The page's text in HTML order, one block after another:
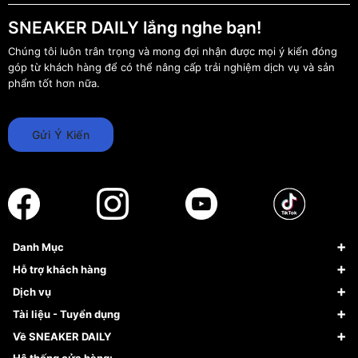
SNEAKER DAILY lắng nghe bạn!
Chúng tôi luôn trân trọng và mong đợi nhận được mọi ý kiến đóng
góp từ khách hàng để có thể nâng cấp trải nghiệm dịch vụ và sản
phẩm tốt hơn nữa.
Gửi Ý Kiến
Danh Mục
Sneaker
Giày Bóng Rổ
Giày Nike
Giày Adidas
Giày Peak
Hỗ trợ khách hàng
FAQs & Help
Về Fundiin
Hướng dẫn thanh toán trả sau qua Fundiin
Chính sách đổi trả/Hoàn tiền
Dịch vụ
Tạp chí
Dịch vụ ký gửi
Tài liệu - Tuyển dụng
Đăng ký bản quyền
Về SNEAKER DAILY